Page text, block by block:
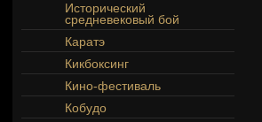
Исторический
средневековый бой
Каратэ
Кикбоксинг
Кино-фестиваль
Кобудо